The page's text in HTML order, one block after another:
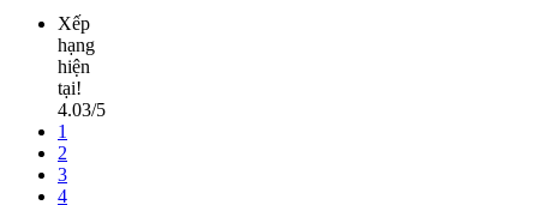
Xếp
hạng
hiện
tại!
4.03/5
1
2
3
4